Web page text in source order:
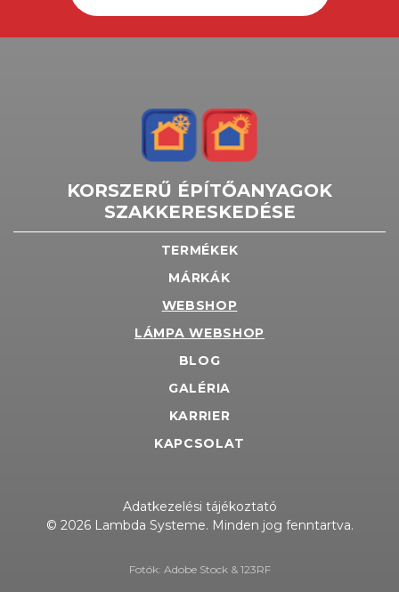
KORSZERŰ ÉPÍTŐANYAGOK
SZAKKERESKEDÉSE
TERMÉKEK
MÁRKÁK
WEBSHOP
LÁMPA WEBSHOP
BLOG
GALÉRIA
KARRIER
KAPCSOLAT
Adatkezelési tájékoztató
© 2026 Lambda Systeme. Minden jog fenntartva.
Fotók: Adobe Stock & 123RF